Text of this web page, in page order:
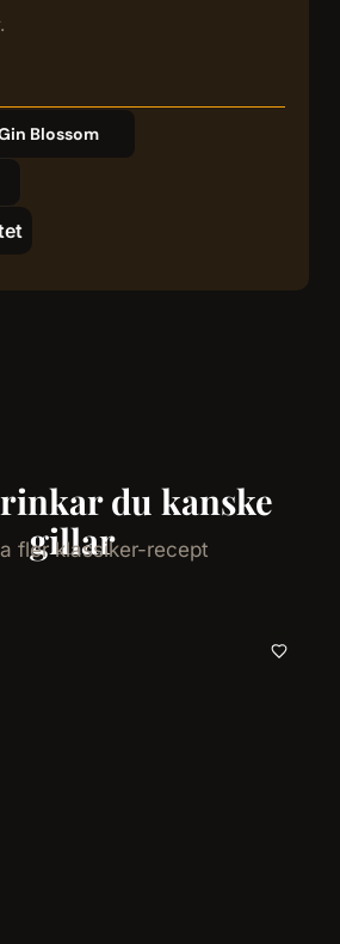
Blossom
du kanske
gillar
fler klassiker-recept